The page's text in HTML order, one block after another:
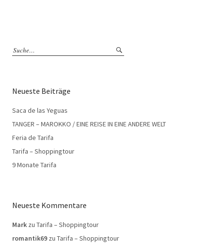
Neueste Beiträge
Saca de las Yeguas
TANGER – MAROKKO / EINE REISE IN EINE ANDERE WELT
Feria de Tarifa
Tarifa – Shoppingtour
9 Monate Tarifa
Neueste Kommentare
Mark zu Tarifa – Shoppingtour
romantik69 zu Tarifa – Shoppingtour